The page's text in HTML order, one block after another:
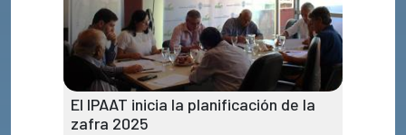
El IPAAT inicia la planificación de la
zafra 2025